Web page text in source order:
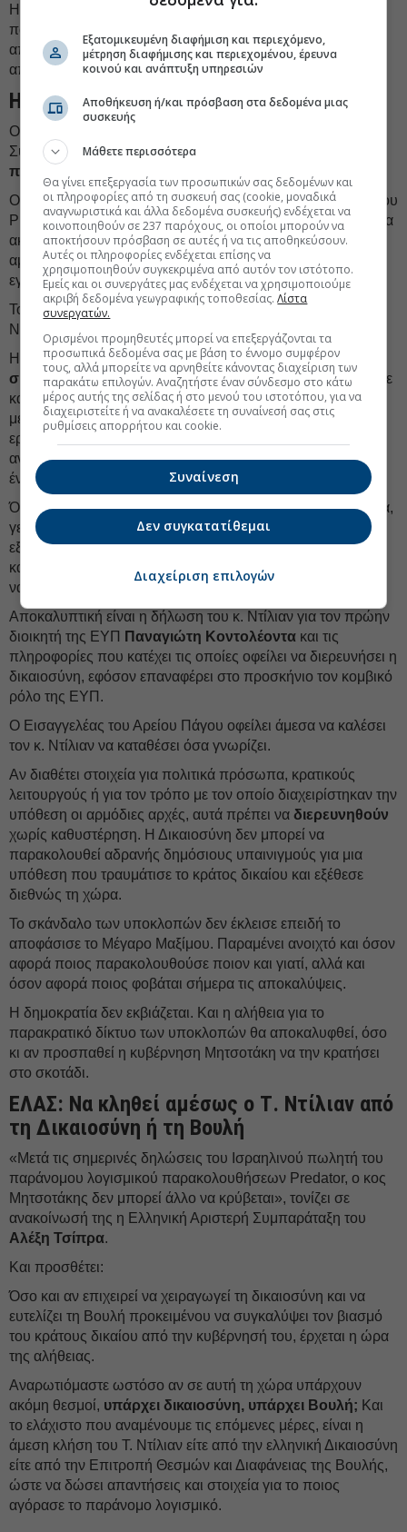
Η πλήρης διαλεύκανση της υπόθεσης των παράνομων
παρακολουθήσεων αποτελεί
απέναντι στους πολίτες και αναγκαία προϋπόθεση για την
αποκατάσταση της εμπιστοσύνης στο κράτος δικαίου».
Η ανακοίνωση του ΣΥΡΙΖΑ
Οι νέες δηλώσεις του Ταλ Ντίλιαν στην Εφημερίδα των
Συντακτών συνιστούνπρωτοφανή πολιτική και θεσμική
πρόκληση
Ο άνθρωπος που βρέθηκε στο επίκεντρο του σκανδάλου του
Predator και των παράνομων παρακολουθήσεων δείχνει για
ακόμη μία φορά προς το Μέγαρο Μαξίμου και την ΕΥΠ,
αμφισβητεί ευθέως τους χειρισμούς της Δικαιοσύνης και
εγκαλεί τον υπουργό Δικαιοσύνης.
Το πιο ανησυχητικό όμως δεν είναι αυτά που λέει ο κ.
Ντίλιαν. Είναι η βεβαιότητα με την οποία τα λέει.
Η κυβέρνηση Μητσοτάκη, αφού επί χρόνια επιχείρησε να
συγκαλύψειτο σκάνδαλο των υποκλοπών, αφού μπλόκαρε
κάθε ουσιαστική κοινοβουλευτική διερεύνηση και αφού
μετέτρεψε την επίκληση της «εθνικής ασφάλειας» σε
εργαλείο αποφυγής λογοδοσίας, βρίσκεται σήμερα
αντιμέτωπη με ένα νέο αδιέξοδο: εκβιάζεται δημόσια από
έναν από τους βασικούς πρωταγωνιστές της υπόθεσης.
Όταν ο κ. Ντίλιαν αφήνει να εννοηθεί ότι γνωρίζει πρόσωπα,
γεγονότα και διαδρομές της υπόθεσης και ταυτόχρονα
εξαπολύειπροειδοποιητικές βολέςπρος την κυβέρνηση
και τους θεσμούς, ο κ. Μητσοτάκης δεν μπορεί να συνεχίζει
να σιωπά.
Αποκαλυπτική είναι η δήλωση του κ. Ντίλιαν για τον πρώην
διοικητή της ΕΥΠ Παναγιώτη Κοντολέοντα και τις
πληροφορίες που κατέχει τις οποίες οφείλει να διερευνήσει η
δικαιοσύνη, εφόσον επαναφέρει στο προσκήνιο τον κομβικό
ρόλο της ΕΥΠ.
Ο Εισαγγελέας του Αρείου Πάγου οφείλει άμεσα να καλέσει
τον κ. Ντίλιαν να καταθέσει όσα γνωρίζει.
Αν διαθέτει στοιχεία για πολιτικά πρόσωπα, κρατικούς
λειτουργούς ή για τον τρόπο με τον οποίο διαχειρίστηκαν την
υπόθεση οι αρμόδιες αρχές, αυτά πρέπει να διερευνηθούν
χωρίς καθυστέρηση. Η Δικαιοσύνη δεν μπορεί να
παρακολουθεί αδρανής δημόσιους υπαινιγμούς για μια
υπόθεση που τραυμάτισε το κράτος δικαίου και εξέθεσε
διεθνώς τη χώρα.
Το σκάνδαλο των υποκλοπών δεν έκλεισε επειδή το
αποφάσισε το Μέγαρο Μαξίμου. Παραμένει ανοιχτό και όσον
αφορά ποιος παρακολουθούσε ποιον και γιατί, αλλά και
όσον αφορά ποιος φοβάται σήμερα τις αποκαλύψεις.
Η δημοκρατία δεν εκβιάζεται. Και η αλήθεια για το
παρακρατικό δίκτυο των υποκλοπών θα αποκαλυφθεί, όσο
κι αν προσπαθεί η κυβέρνηση Μητσοτάκη να την κρατήσει
στο σκοτάδι.
EΛΑΣ: Να κληθεί αμέσως ο Τ. Ντίλιαν από
τη Δικαιοσύνη ή τη Βουλή
«Μετά τις σημερινές δηλώσεις του Ισραηλινού πωλητή του
παράνομου λογισμικού παρακολουθήσεων Predator, ο κος
Μητσοτάκης δεν μπορεί άλλο να κρύβεται», τονίζει σε
ανακοίνωσή της η Ελληνική Αριστερή Συμπαράταξη του
Αλέξη Τσίπρα.
Και προσθέτει:
Όσο και αν επιχειρεί να χειραγωγεί τη δικαιοσύνη και να
ευτελίζει τη Βουλή προκειμένου να συγκαλύψει τον βιασμό
του κράτους δικαίου από την κυβέρνησή του, έρχεται η ώρα
της αλήθειας.
Αναρωτιόμαστε ωστόσο αν σε αυτή τη χώρα υπάρχουν
ακόμη θεσμοί, υπάρχει δικαιοσύνη, υπάρχει Βουλή; Και
το ελάχιστο που αναμένουμε τις επόμενες μέρες, είναι η
άμεση κλήση του Τ. Ντίλιαν είτε από την ελληνική Δικαιοσύνη
είτε από την Επιτροπή Θεσμών και Διαφάνειας της Βουλής,
ώστε να δώσει απαντήσεις και στοιχεία για το ποιος
αγόρασε το παράνομο λογισμικό.
Εξατομικευμένη διαφήμιση και περιεχόμενο,
μέτρηση διαφήμισης και περιεχομένου, έρευνα
κοινού και ανάπτυξη υπηρεσιών
Αποθήκευση ή/και πρόσβαση στα δεδομένα μιας
συσκευής
Μάθετε περισσότερα
Θα γίνει επεξεργασία των προσωπικών σας δεδομένων και
οι πληροφορίες από τη συσκευή σας (cookie, μοναδικά
αναγνωριστικά και άλλα δεδομένα συσκευής) ενδέχεται να
κοινοποιηθούν σε 237 παρόχους, οι οποίοι μπορούν να
αποκτήσουν πρόσβαση σε αυτές ή να τις αποθηκεύσουν.
Αυτές οι πληροφορίες ενδέχεται επίσης να
χρησιμοποιηθούν συγκεκριμένα από αυτόν τον ιστότοπο.
Εμείς και οι συνεργάτες μας ενδέχεται να χρησιμοποιούμε
ακριβή δεδομένα γεωγραφικής τοποθεσίας.Λίστα
συνεργατών.
Ορισμένοι προμηθευτές μπορεί να επεξεργάζονται τα
προσωπικά δεδομένα σας με βάση το έννομο συμφέρον
τους, αλλά μπορείτε να αρνηθείτε κάνοντας διαχείριση των
παρακάτω επιλογών. Αναζητήστε έναν σύνδεσμο στο κάτω
μέρος αυτής της σελίδας ή στο μενού του ιστοτόπου, για να
διαχειριστείτε ή να ανακαλέσετε τη συναίνεσή σας στις
ρυθμίσεις απορρήτου και cookie.
Συναίνεση
Δεν συγκατατίθεμαι
Διαχείριση επιλογών